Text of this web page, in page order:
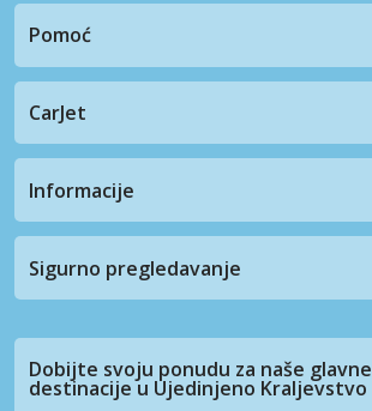
Pomoć
CarJet
Informacije
Sigurno pregledavanje
Dobijte svoju ponudu za naše glavne
destinacije u Ujedinjeno Kraljevstvo